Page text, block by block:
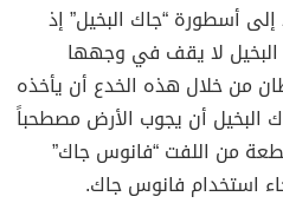
أسطورة “جاك البخيل” إذ
لا يقف في وجهها
من خلال هذه الخدع أن يأخذه
البخيل أن يجوب الأرض مصطحباً
من اللفت “فانوس جاك”
استخدام فانوس جاك.